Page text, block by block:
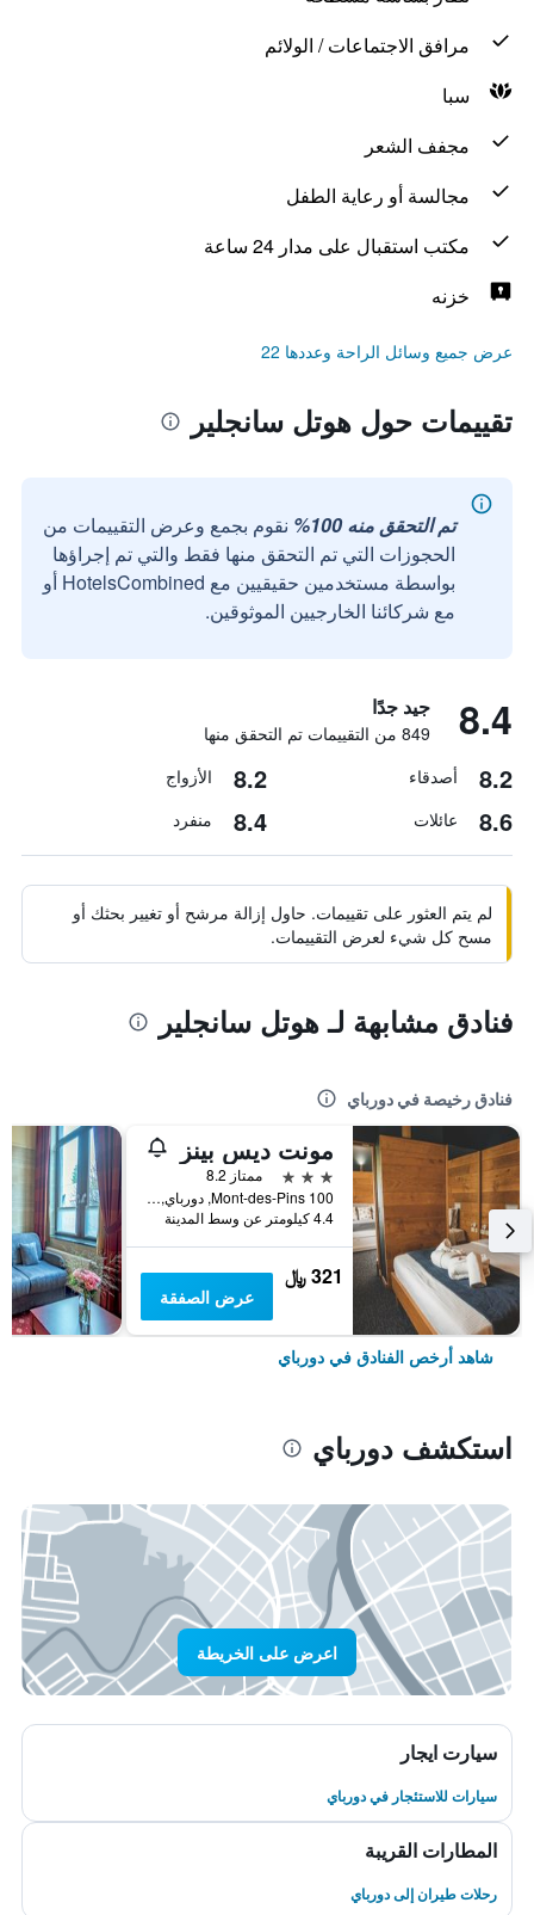
مرافق الاجتماعات / الولائم
سبا
مجفف الشعر
مجالسة أو رعاية الطفل
مكتب استقبال على مدار 24 ساعة
خزنه
عرض جميع وسائل الراحة وعددها 22
تقييمات حول هوتل سانجلير
تم التحقق منه 100%
نقوم بجمع وعرض التقييمات من
الحجوزات التي تم التحقق منها فقط والتي تم إجراؤها
بواسطة مستخدمين حقيقيين مع HotelsCombined أو
مع شركائنا الخارجيين الموثوقين.
8.4 جيد جدًا
849 من التقييمات تم التحقق منها
8.2 أصدقاء 8.2 الأزواج
8.6 عائلات 8.4 منفرد
لم يتم العثور على تقييمات. حاول إزالة مرشح أو تغيير بحثك أو
مسح كل شيء لعرض التقييمات.
فنادق مشابهة لـ هوتل سانجلير
فنادق رخيصة في دورباي
مونت ديس بينز
3 نجوم
ممتاز 8.2
Mont-des-Pins 100, دورباي, بلجيكا
4.4 كيلومتر عن وسط المدينة
321 ﷼
عرض الصفقة
شاهد أرخص الفنادق في دورباي
استكشف دورباي
اعرض على الخريطة
سيارت ايجار
سيارات للاستئجار في دورباي
المطارات القريبة
رحلات طيران إلى دورباي